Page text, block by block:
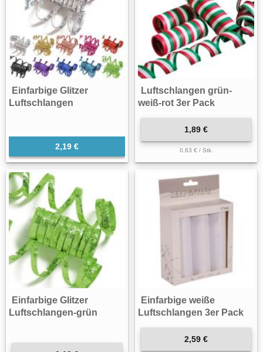
Einfarbige Glitzer
Luftschlangen
2,19 €
Luftschlangen grün-
weiß-rot 3er Pack
1,89 €
0,63 € / Stk.
Einfarbige Glitzer
Luftschlangen-grün
Einfarbige weiße
Luftschlangen 3er Pack
2,59 €